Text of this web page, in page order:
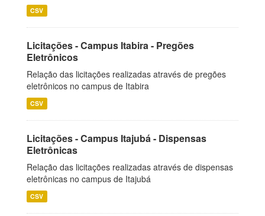
CSV
Licitações - Campus Itabira - Pregões
Eletrônicos
Relação das licitações realizadas através de pregões
eletrônicos no campus de Itabira
CSV
Licitações - Campus Itajubá - Dispensas
Eletrônicas
Relação das licitações realizadas através de dispensas
eletrônicas no campus de Itajubá
CSV